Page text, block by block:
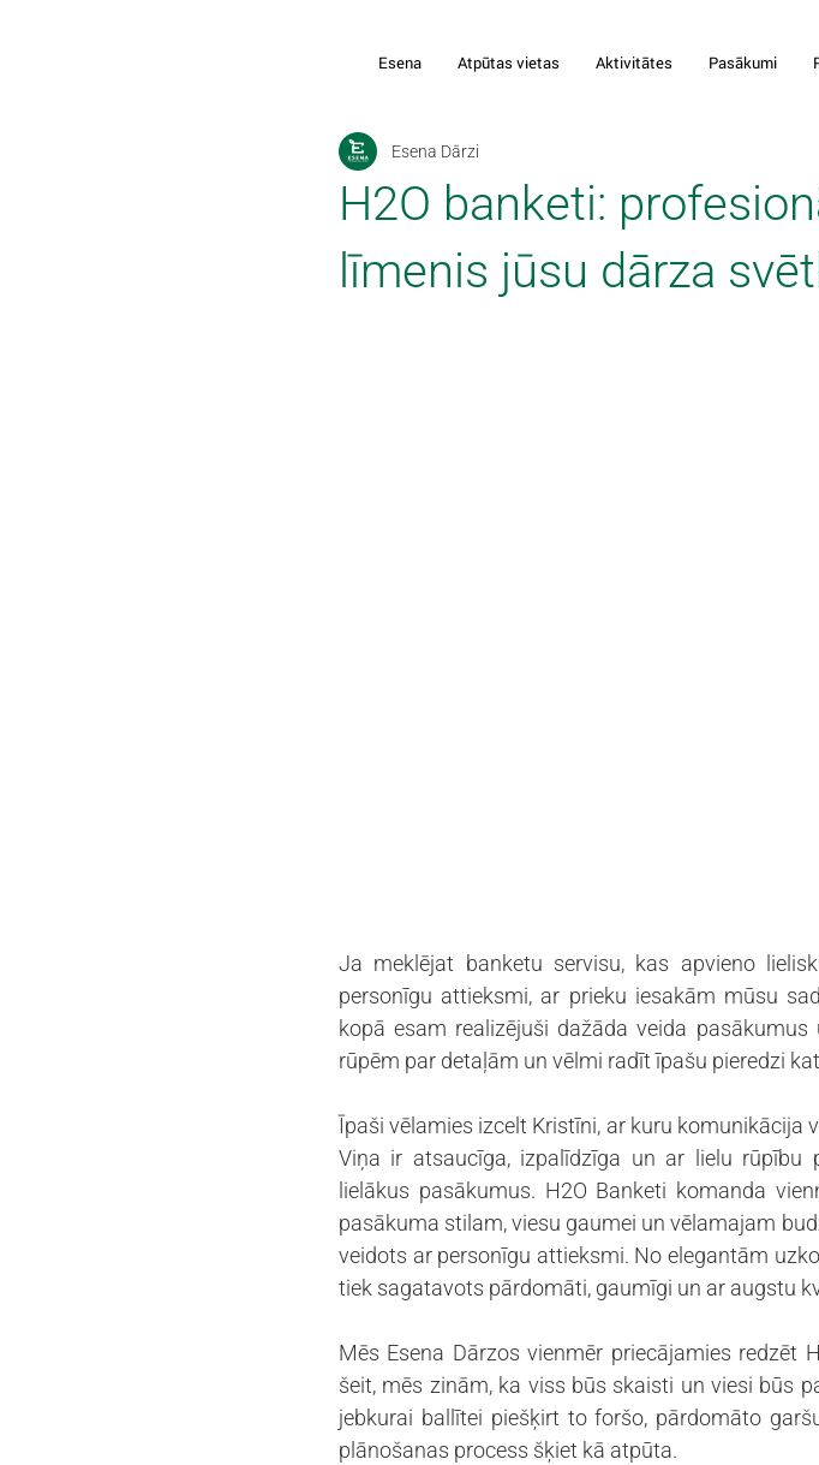
Esena Atpūtas vietas Aktivitātes Pasākumi
H2O banketi:
līmenis jūsu dārza
Esena Dārzi
Ja meklējat banketu servisu, kas apvieno
personīgu attieksmi, ar prieku iesakām mūsu
kopā esam realizējuši dažāda veida
rūpēm par detaļām un vēlmi radīt īpašu pieredzi
Īpaši vēlamies izcelt Kristīni, ar kuru komunikācija
Viņa ir atsaucīga, izpalīdzīga un ar lielu rūpību
lielākus pasākumus. H2O Banketi komanda
pasākuma stilam, viesu gaumei un vēlamajam
veidots ar personīgu attieksmi. No elegantām
tiek sagatavots pārdomāti, gaumīgi un ar augstu
Mēs Esena Dārzos vienmēr priecājamies redzēt
šeit, mēs zinām, ka viss būs skaisti un viesi būs
jebkurai ballītei piešķirt to foršo, pārdomāto
plānošanas process šķiet kā atpūta.